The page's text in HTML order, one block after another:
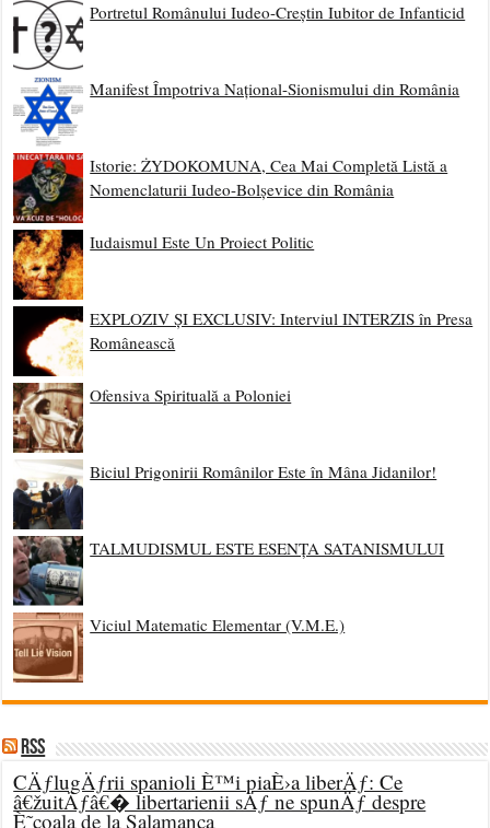
Portretul Românului Iudeo-Creștin Iubitor de Infanticid
Manifest Împotriva Național-Sionismului din România
Istorie: ŻYDOKOMUNA, Cea Mai Completă Listă a
Nomenclaturii Iudeo-Bolșevice din România
Iudaismul Este Un Proiect Politic
EXPLOZIV ȘI EXCLUSIV: Interviul INTERZIS în Presa
Românească
Ofensiva Spirituală a Poloniei
Biciul Prigonirii Românilor Este în Mâna Jidanilor!
TALMUDISMUL ESTE ESENȚA SATANISMULUI
Viciul Matematic Elementar (V.M.E.)
RSS
CÄƒlugÄƒrii spanioli È™i piaÈ›a liberÄƒ: Ce
â€žuitÄƒâ€� libertarienii sÄƒ ne spunÄƒ despre
È˜coala de la Salamanca